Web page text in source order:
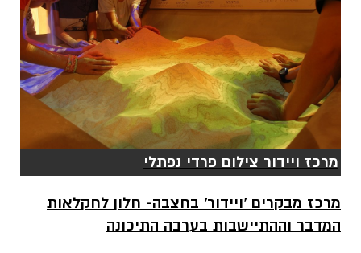
מרכז ויידור צילום פרדי נפתלי
מרכז מבקרים 'ויידור' בחצבה- חלון לחקלאות
המדבר וההתיישבות בערבה התיכונה